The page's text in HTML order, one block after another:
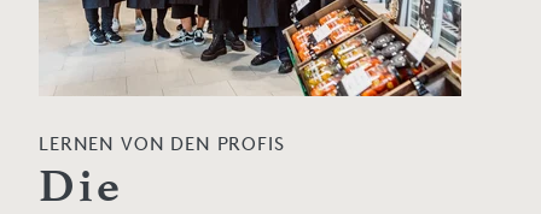
LERNEN VON DEN PROFIS
Die